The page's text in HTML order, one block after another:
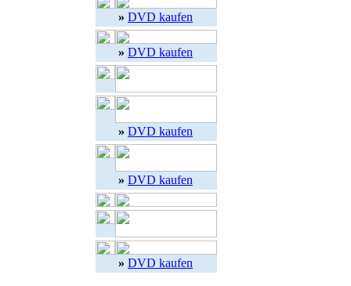
» DVD kaufen
» DVD kaufen
» DVD kaufen
» DVD kaufen
» DVD kaufen